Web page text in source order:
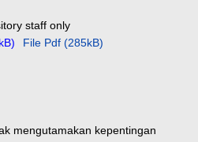
staff only
File Pdf (285kB)
mengutamakan kepentingan